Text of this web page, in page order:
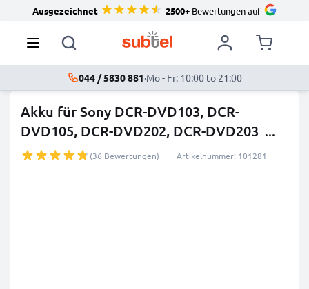
Ausgezeichnet 2500+Bewertungen auf
044 / 5830 881·Mo - Fr: 10:00 to 21:00
Akku für Sony DCR-DVD103, DCR-
DVD105, DCR-DVD202, DCR-DVD203 ...
mehr
(36 Bewertungen) Artikelnummer: 101281